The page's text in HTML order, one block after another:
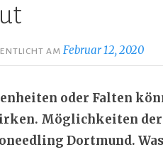
AMFebruar 12, 2020
oder Falten
Möglichkeiten der
Dortmund.